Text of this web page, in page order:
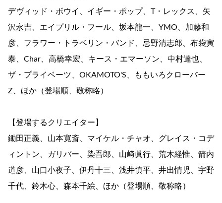
デヴィッド・ボウイ、イギー・ポップ、T・レックス、矢
沢永吉、エイプリル・フール、坂本龍一、YMO、加藤和
彦、フラワー・トラベリン・バンド、忌野清志郎、布袋寅
泰、Char、高橋幸宏、キース・エマーソン、中村達也、
ザ・プライベーツ、OKAMOTO'S、ももいろクローバー
Z、ほか（登場順、敬称略）
【登場するクリエイター】
鋤田正義、山本寛斎、マイケル・チャオ、グレイス・コデ
ィントン、ガリバー、染吾郎、山﨑眞行、荒木経惟、箭内
道彦、山口小夜子、伊丹十三、浅井慎平、井出情児、宇野
千代、鈴木心、森本千絵、ほか（登場順、敬称略）